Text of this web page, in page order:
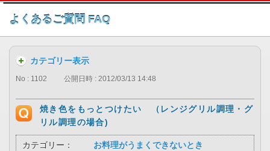
このページの本文へ
よくあるご質問 FAQ
カテゴリー表示
No : 1102 公開日時 : 2012/03/13 14:48
焼き色をもっとつけたい （レンジグリル調理・グ
リル調理の場合)
カテゴリー： お料理がうまくできないとき